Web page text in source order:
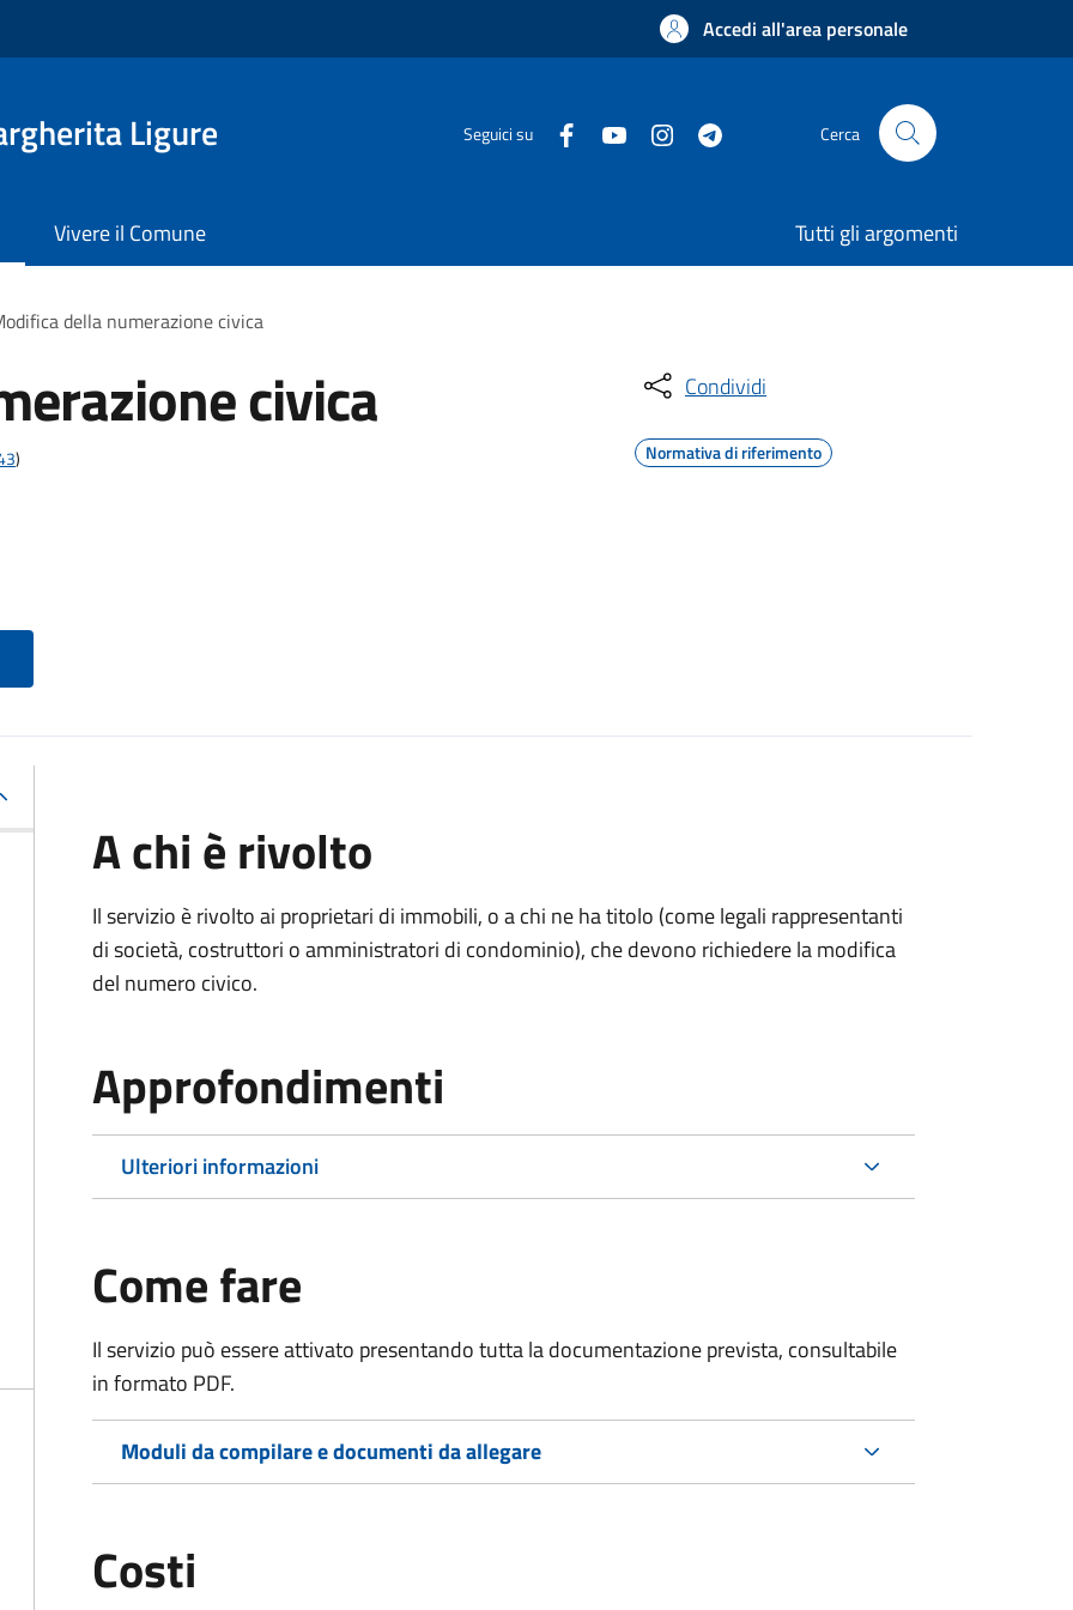
Accedi all'area personale
Ligure Seguici su Cerca
Vivere il Comune Tutti gli argomenti
della numerazione civica
civica
)
Condividi
Normativa di riferimento
A chi è rivolto
Il servizio è rivolto ai proprietari di immobili, o a chi ne ha titolo (come legali rappresentanti
di società, costruttori o amministratori di condominio), che devono richiedere la modifica
del numero civico.
Approfondimenti
Ulteriori informazioni
Come fare
Il servizio può essere attivato presentando tutta la documentazione prevista, consultabile
in formato PDF.
Moduli da compilare e documenti da allegare
Costi